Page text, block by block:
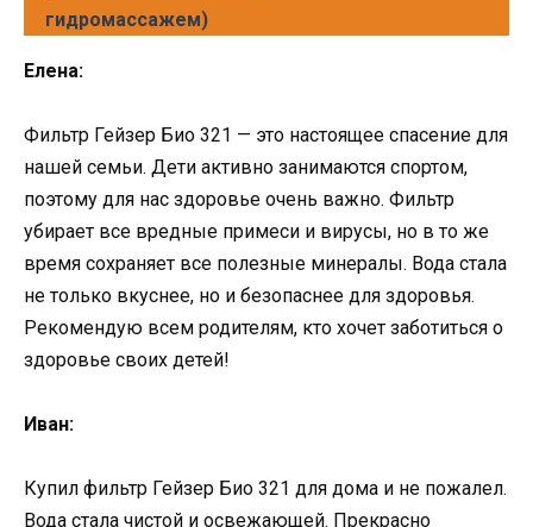
гидромассажем)
Елена:
Фильтр Гейзер Био 321 — это настоящее спасение для
нашей семьи. Дети активно занимаются спортом,
поэтому для нас здоровье очень важно. Фильтр
убирает все вредные примеси и вирусы, но в то же
время сохраняет все полезные минералы. Вода стала
не только вкуснее, но и безопаснее для здоровья.
Рекомендую всем родителям, кто хочет заботиться о
здоровье своих детей!
Иван:
Купил фильтр Гейзер Био 321 для дома и не пожалел.
Вода стала чистой и освежающей. Прекрасно